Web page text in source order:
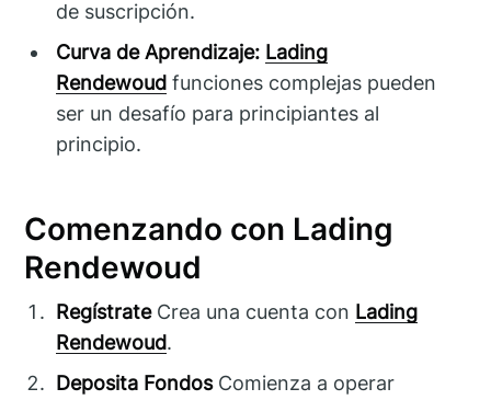
de suscripción.
Curva de Aprendizaje: Lading
Rendewoud funciones complejas pueden
ser un desafío para principiantes al
principio.
Comenzando con Lading
Rendewoud
RegístrateCrea una cuenta con Lading
Rendewoud.
Deposita FondosComienza a operar